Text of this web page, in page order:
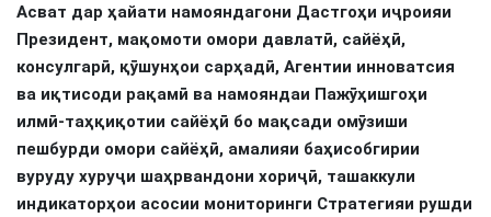
Асват дар ҳайати намояндагони Дастгоҳи иҷроияи
Президент, мақомоти омори давлатӣ, сайёҳӣ,
консулгарӣ, қӯшунҳои сарҳадӣ, Агентии инноватсия
ва иқтисоди рақамӣ ва намояндаи Пажӯҳишгоҳи
илмӣ-таҳқиқотии сайёҳӣ бо мақсади омӯзиши
пешбурди омори сайёҳӣ, амалияи баҳисобгирии
вуруду хуруҷи шаҳрвандони хориҷӣ, ташаккули
индикаторҳои асосии мониторинги Стратегияи рушди